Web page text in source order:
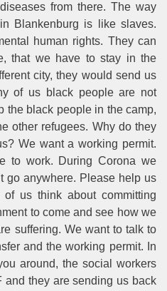
from there. The way
Blankenburg is like slaves.
human rights. They can
that we have to stay in the
city, they would send us
of us black people are not
the black people in the camp,
other refugees. Why do they
We want a working permit.
to work. During Corona we
go anywhere. Please help us
us think about committing
to come and see how we
suffering. We want to talk to
and the working permit. In
around, the social workers
and they are sending us back